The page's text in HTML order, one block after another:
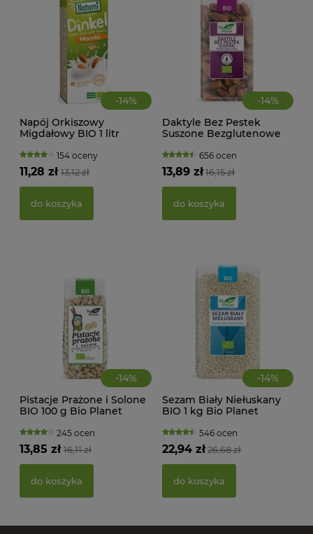
-14%
Napój Orkiszowy
Migdałowy BIO 1 litr
154 oceny
13,12 zł
11,28 zł
do koszyka
-14%
Daktyle Bez Pestek
Suszone Bezglutenowe
656 ocen
16,15 zł
13,89 zł
do koszyka
-14%
Pistacje Prażone i Solone
BIO 100 g Bio Planet
245 ocen
16,11 zł
13,85 zł
do koszyka
-14%
Sezam Biały Niełuskany
BIO 1 kg Bio Planet
546 ocen
26,68 zł
22,94 zł
do koszyka